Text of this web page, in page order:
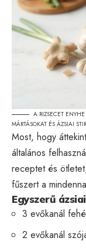
A RIZSECET
MÁRTÁSOKAT ÉS ÁZSIAI
Most, hogy
általános
receptet és
fűszert a
Egyszerű
3 evőkanál
2 evőkanál